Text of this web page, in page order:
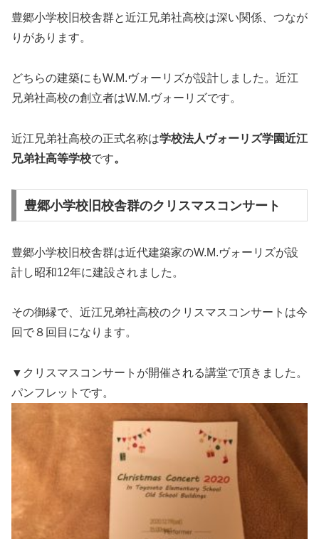
豊郷小学校旧校舎群と近江兄弟社高校は深い関係、つなが
りがあります。
どちらの建築にもW.M.ヴォーリズが設計しました。近江
兄弟社高校の創立者はW.M.ヴォーリズです。
近江兄弟社高校の正式名称は学校法人ヴォーリズ学園近江
兄弟社高等学校です。
豊郷小学校旧校舎群のクリスマスコンサート
豊郷小学校旧校舎群は近代建築家のW.M.ヴォーリズが設
計し昭和12年に建設されました。
その御縁で、近江兄弟社高校のクリスマスコンサートは今
回で８回目になります。
▼クリスマスコンサートが開催される講堂で頂きました。
パンフレットです。